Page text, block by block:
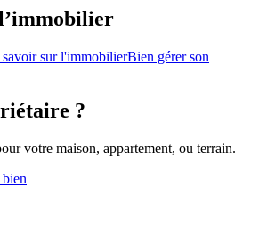
savoir sur l'immobilierBien gérer son
?
votre maison, appartement, ou terrain.